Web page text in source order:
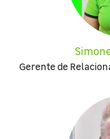
Gerente de